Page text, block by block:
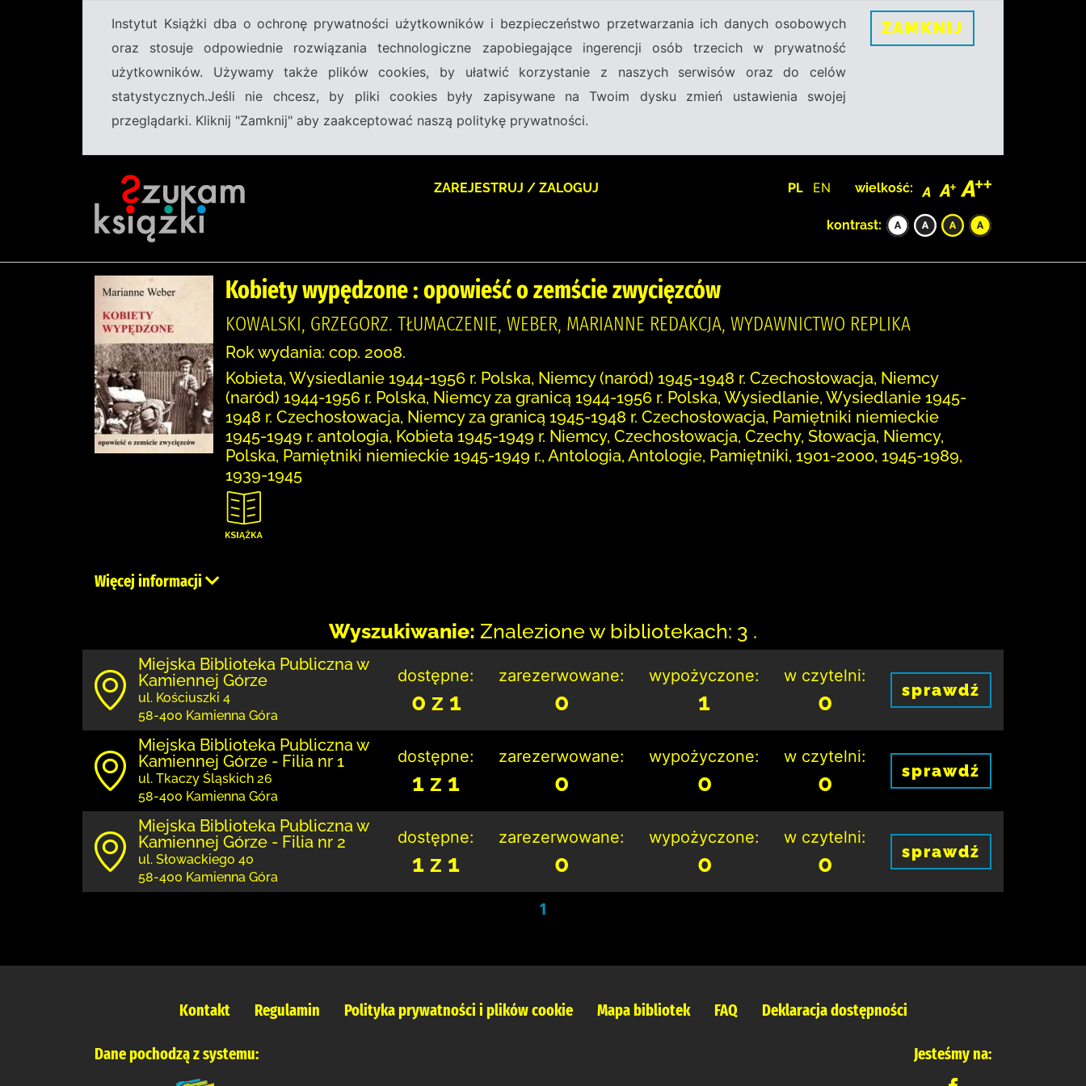
Instytut Książki dba o ochronę prywatności użytkowników i bezpieczeństwo przetwarzania ich danych osobowych
oraz stosuje odpowiednie rozwiązania technologiczne zapobiegające ingerencji osób trzecich w prywatność
użytkowników. Używamy także plików cookies, by ułatwić korzystanie z naszych serwisów oraz do celów
statystycznych.Jeśli nie chcesz, by pliki cookies były zapisywane na Twoim dysku zmień ustawienia swojej
przeglądarki. Kliknij "Zamknij" aby zaakceptować naszą politykę prywatności.
ZAMKNIJ
ZAREJESTRUJ / ZALOGUJ PL EN wielkość:
kontrast:
Kobiety wypędzone : opowieść o zemście zwycięzców
KOWALSKI, GRZEGORZ. TŁUMACZENIE, WEBER, MARIANNE REDAKCJA, WYDAWNICTWO REPLIKA
Rok wydania: cop. 2008.
Kobieta, Wysiedlanie 1944-1956 r. Polska, Niemcy (naród) 1945-1948 r. Czechosłowacja, Niemcy
(naród) 1944-1956 r. Polska, Niemcy za granicą 1944-1956 r. Polska, Wysiedlanie, Wysiedlanie 1945-
1948 r. Czechosłowacja, Niemcy za granicą 1945-1948 r. Czechosłowacja, Pamiętniki niemieckie
1945-1949 r. antologia, Kobieta 1945-1949 r. Niemcy, Czechosłowacja, Czechy, Słowacja, Niemcy,
Polska, Pamiętniki niemieckie 1945-1949 r., Antologia, Antologie, Pamiętniki, 1901-2000, 1945-1989,
1939-1945
Więcej informacji
Wyszukiwanie: Znalezione w bibliotekach: 3 .
Miejska Biblioteka Publiczna w
Kamiennej Górze
ul. Kościuszki 4
58-400 Kamienna Góra
dostępne:
0 z 1
zarezerwowane:
0
wypożyczone:
1
w czytelni:
0 sprawdź
Miejska Biblioteka Publiczna w
Kamiennej Górze - Filia nr 1
ul. Tkaczy Śląskich 26
58-400 Kamienna Góra
dostępne:
1 z 1
zarezerwowane:
0
wypożyczone:
0
w czytelni:
0 sprawdź
Miejska Biblioteka Publiczna w
Kamiennej Górze - Filia nr 2
ul. Słowackiego 40
58-400 Kamienna Góra
dostępne:
1 z 1
zarezerwowane:
0
wypożyczone:
0
w czytelni:
0 sprawdź
1
Kontakt Regulamin Polityka prywatności i plików cookie Mapa bibliotek FAQ Deklaracja dostępności
Dane pochodzą z systemu: Jesteśmy na: